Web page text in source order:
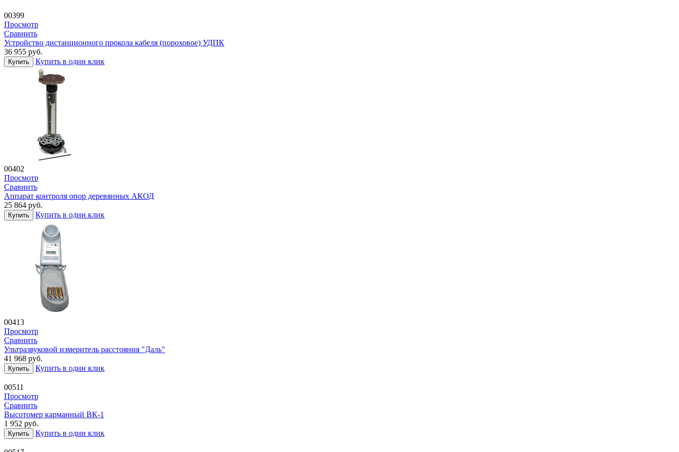
00399
Просмотр
Сравнить
Устройство дистанционного прокола кабеля (пороховое) УДПК
36 955 руб.
Купить Купить в один клик
00402
Просмотр
Сравнить
Аппарат контроля опор деревянных АКОД
25 864 руб.
Купить Купить в один клик
00413
Просмотр
Сравнить
Ультразвуковой измеритель расстояния "Даль"
41 968 руб.
Купить Купить в один клик
00511
Просмотр
Сравнить
Высотомер карманный ВК-1
1 952 руб.
Купить Купить в один клик